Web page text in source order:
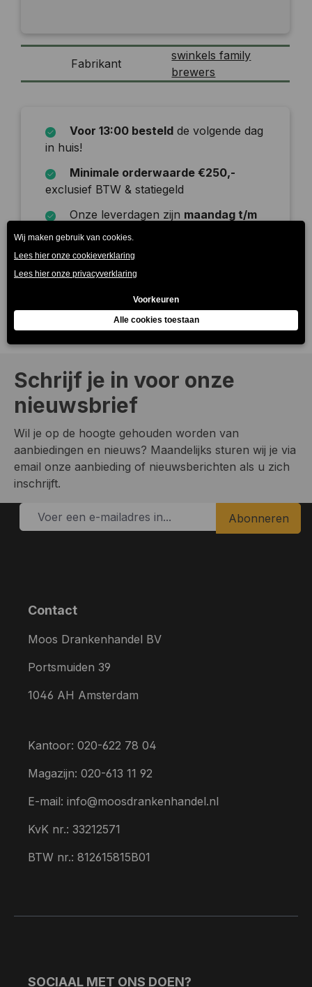
Fabrikant
swinkels family
brewers
Voor 13:00 besteld de volgende dag
in huis!
Minimale orderwaarde €250,-
exclusief BTW & statiegeld
Onze leverdagen zijn maandag t/m
zaterdag
Schrijf je in voor onze
nieuwsbrief
Wil je op de hoogte gehouden worden van
aanbiedingen en nieuws? Maandelijks sturen wij je via
email onze aanbieding of nieuwsberichten als u zich
inschrijft.
Abonneren
Contact
Moos Drankenhandel BV
Portsmuiden 39
1046 AH Amsterdam
Kantoor: 020-622 78 04
Magazijn: 020-613 11 92
E-mail: info@moosdrankenhandel.nl
KvK nr.: 33212571
BTW nr.: 812615815B01
SOCIAAL MET ONS DOEN?